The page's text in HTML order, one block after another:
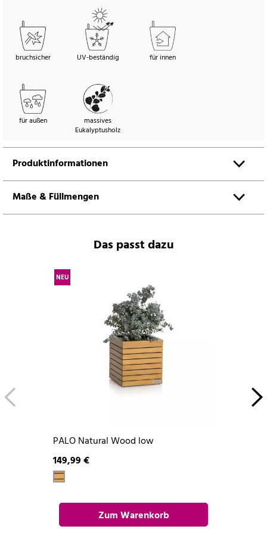
bruchsicher UV-beständig für innen
für außen
massives
Eukalyptusholz
Produktinformationen
Maße & Füllmengen
Das passt dazu
NEU
PALO Natural Wood low
149,99 €
Zum Warenkorb